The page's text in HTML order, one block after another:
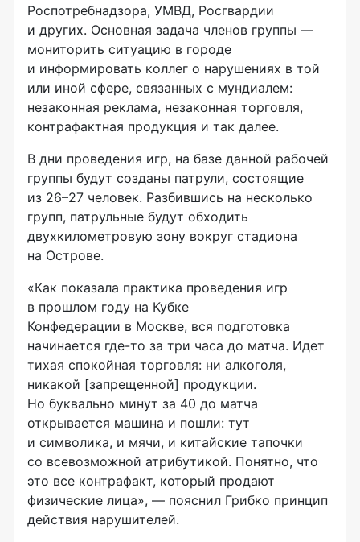
Роспотребнадзора, УМВД, Росгвардии
и других. Основная задача членов группы —
мониторить ситуацию в городе
и информировать коллег о нарушениях в той
или иной сфере, связанных с мундиалем:
незаконная реклама, незаконная торговля,
контрафактная продукция и так далее.
В дни проведения игр, на базе данной рабочей
группы будут созданы патрули, состоящие
из 26–27 человек. Разбившись на несколько
групп, патрульные будут обходить
двухкилометровую зону вокруг стадиона
на Острове.
«Как показала практика проведения игр
в прошлом году на Кубке
Конфедерации в Москве, вся подготовка
начинается где-то за три часа до матча. Идет
тихая спокойная торговля: ни алкоголя,
никакой [запрещенной] продукции.
Но буквально минут за 40 до матча
открывается машина и пошли: тут
и символика, и мячи, и китайские тапочки
со всевозможной атрибутикой. Понятно, что
это все контрафакт, который продают
физические лица», — пояснил Грибко принцип
действия нарушителей.